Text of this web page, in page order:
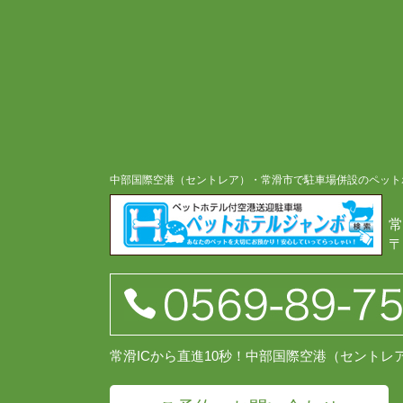
中部国際空港（セントレア）・常滑市で駐車場併設のペッ
常滑ICから直進10秒！中部国際空港（セントレ